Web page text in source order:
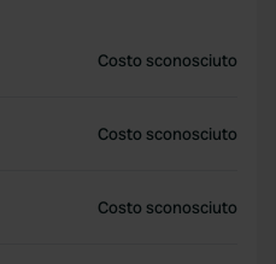
Costo sconosciuto
Costo sconosciuto
Costo sconosciuto